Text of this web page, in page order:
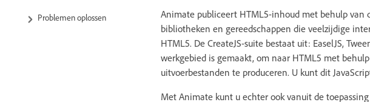
Problemen oplossen
Animate publiceert HTML5-inhoud met behulp van
bibliotheken en gereedschappen die veelzijdige
HTML5. De CreateJS-suite bestaat uit: EaselJS,
werkgebied is gemaakt, om naar HTML5 met
uitvoerbestanden te produceren. U kunt dit
Met Animate kunt u echter ook vanuit de